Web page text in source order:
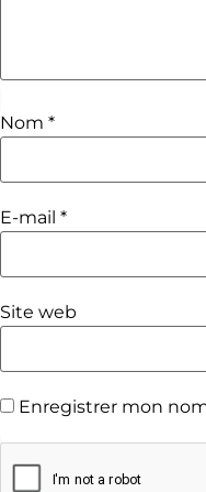
Nom *
E-mail *
Site web
Enregistrer mon